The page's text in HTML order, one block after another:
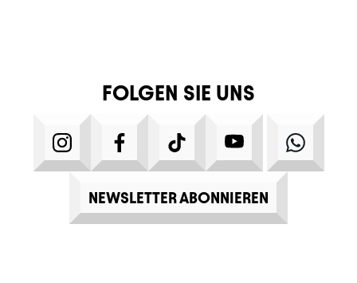
FOLGEN SIE UNS
INSTAGRAMFACEBOOKTIKTOK YOUTUBE
NEWSLETTER ABONNIEREN